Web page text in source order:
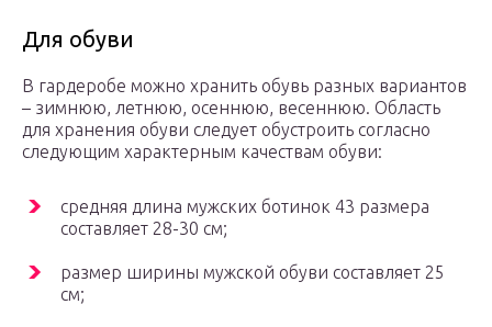
Для обуви
В гардеробе можно хранить обувь разных вариантов
– зимнюю, летнюю, осеннюю, весеннюю. Область
для хранения обуви следует обустроить согласно
следующим характерным качествам обуви:
средняя длина мужских ботинок 43 размера
составляет 28-30 см;
размер ширины мужской обуви составляет 25
см;